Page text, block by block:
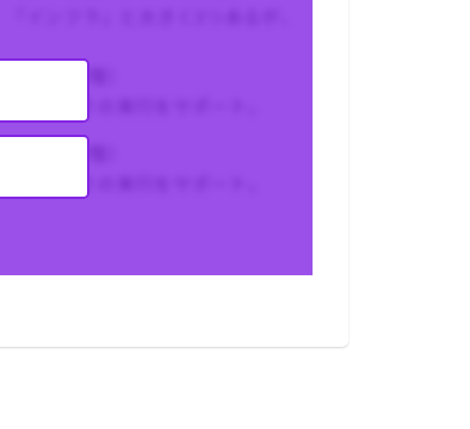
スク管理）
討し、その実行をサポート。
スク管理）
討し、その実行をサポート。